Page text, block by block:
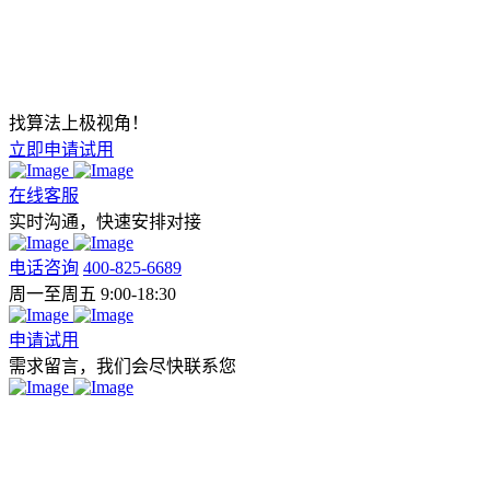
找算法上极视角！
立即申请试用
在线客服
实时沟通，快速安排对接
电话咨询 400-825-6689
周一至周五 9:00-18:30
申请试用
需求留言，我们会尽快联系您